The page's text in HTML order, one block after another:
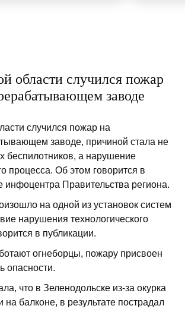
отбора в
Казани.
области случился пожар
заводе
случился пожар на
заводе, причиной стала не
беспилотников, а нарушение
процесса. Об этом говорится в
инфоцентра Правительства региона.
на одной из установок систем
нарушения технологического
в публикации.
огнеборцы, пожару присвоен
опасности.
что в Зеленодольске из-за окурка
на балконе, в результате пострадал